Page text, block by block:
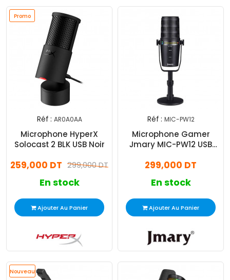
Promo
Réf : AR0A0AA
Microphone HyperX
Solocast 2 BLK USB Noir
299,000 DT
259,000 DT
En stock
Ajouter Au Panier
Réf : MIC-PW12
Microphone Gamer
Jmary MIC-PW12 USB
299,000 DT
En stock
Ajouter Au Panier
Nouveau